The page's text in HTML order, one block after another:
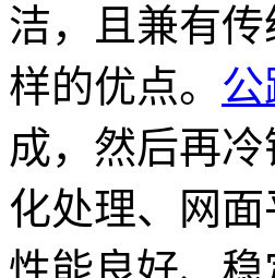
洁，且兼有
样的优点。
成，然后再
化处理、网